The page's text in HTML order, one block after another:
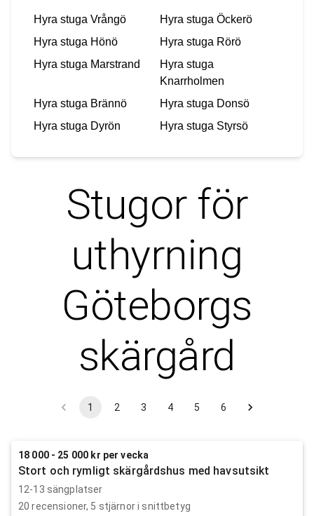
Hyra stuga Vrångö Hyra stuga Öckerö
Hyra stuga Hönö Hyra stuga Rörö
Hyra stuga Marstrand
Hyra stuga
Knarrholmen
Hyra stuga Brännö Hyra stuga Donsö
Hyra stuga Dyrön Hyra stuga Styrsö
Stugor för
uthyrning
Göteborgs
skärgård
1 2 3 4 5 6
18 000 - 25 000 kr per vecka
Stort och rymligt skärgårdshus med havsutsikt
12-13 sängplatser
20 recensioner, 5 stjärnor i snittbetyg